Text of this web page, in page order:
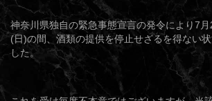
神奈川県独自の緊急事態宣言の発令により7
(日)の間、酒類の提供を停止せざるを得ない
した。